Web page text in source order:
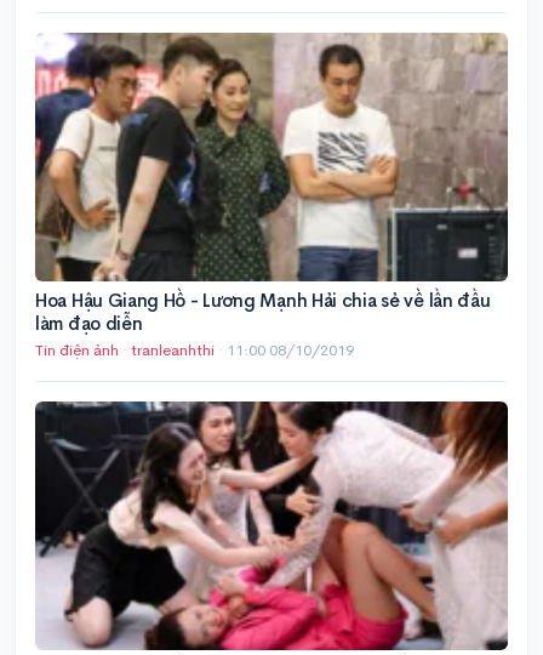
Hoa Hậu Giang Hồ - Lương Mạnh Hải chia sẻ về lần đầu
làm đạo diễn
Tin điện ảnh · tranleanhthi · 11:00 08/10/2019